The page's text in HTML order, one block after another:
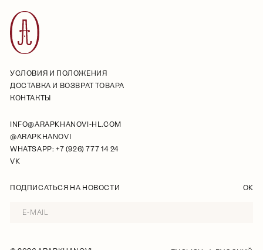
УСЛОВИЯ И ПОЛОЖЕНИЯ
ДОСТАВКА И ВОЗВРАТ ТОВАРА
КОНТАКТЫ
INFO@ARAPKHANOVI-HL.COM
@ARAPKHANOVI
WHATSAPP: +7 (926) 777 14 24
VK
ПОДПИСАТЬСЯ НА НОВОСТИ OK